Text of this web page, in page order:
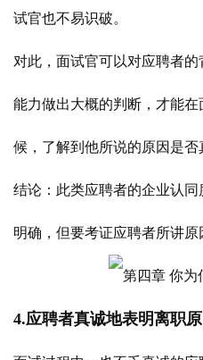
试官也不易识破。
对此，面试官可以对应聘者
能力做出大概的判断，才能
候，了解到他所说的原因是否
结论：此类应聘者的企业认
明确，但要考证应聘者所讲原
4.应聘者真诚地表明离职原